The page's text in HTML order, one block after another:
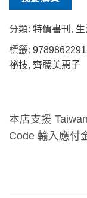
分類: 特價書刊 ,
標籤:
祕技, 齊藤美惠子
本店支援
Code 輸入應付